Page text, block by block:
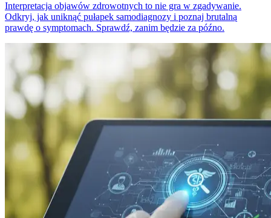
Interpretacja objawów zdrowotnych to nie gra w zgadywanie.
Odkryj, jak uniknąć pułapek samodiagnozy i poznaj brutalną
prawdę o symptomach. Sprawdź, zanim będzie za późno.